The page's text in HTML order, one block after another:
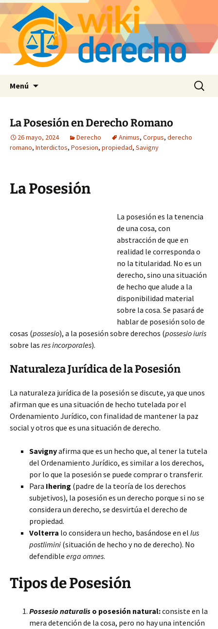
Menú Buscar:
La Posesión en Derecho Romano
26 mayo, 2024 Derecho Animus, Corpus, derecho
romano, Interdictos, Posesion, propiedad, Savigny
La Posesión
La posesión es la tenencia
de una cosa, con
abstracción de que en
realidad le corresponda o
no la titularidad. No es un
derecho, sino una situación
de hecho que alude a la
disponibilidad material
sobre la cosa. Se pasará de
hablar de posesión solo de
cosas (possesio), a la posesión sobre derechos (possesio iuris
sobre las res incorporales).
Naturaleza Jurídica de la Posesión
La naturaleza jurídica de la posesión se discute, ya que unos
afirman que es una situación de hecho tutelada por el
Ordenamiento Jurídico, con finalidad de mantener la paz
social y otros que es una situación de derecho.
Savignyafirma que es un hecho que, al tener la tutela
del Ordenamiento Jurídico, es similar a los derechos,
por lo que la posesión se puede comprar o transferir.
Para Ihering (padre de la teoría de los derechos
subjetivos), la posesión es un derecho porque si no se
considera un derecho, se desvirtúa el derecho de
propiedad.
Volterra lo considera un hecho, basándose en el Ius
postlimini (situación de hecho y no de derecho). No
defendible erga omnes.
Tipos de Posesión
Possesio naturalis o posesión natural:consiste en la
mera detención de la cosa, pero no hay una intención